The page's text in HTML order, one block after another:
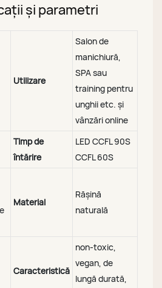
și parametri
Utilizare
Salon de
manichiură,
SPA sau
training pentru
unghii etc. și
vânzări online
Timp de
întărire
LED CCFL 90S
CCFL 60S
Material
Rășină
naturală
Caracteristică
non-toxic,
vegan, de
lungă durată,